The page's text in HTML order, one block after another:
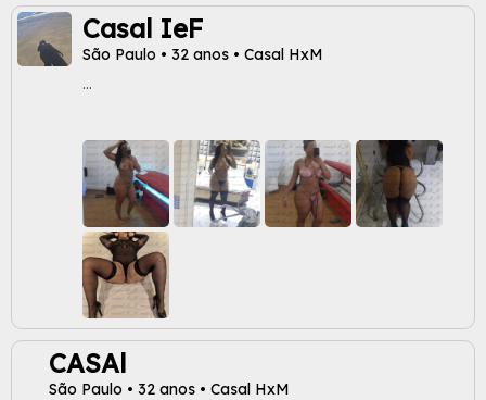
Casal IeF
São Paulo • 32 anos • Casal HxM
...
CASAl
São Paulo • 32 anos • Casal HxM